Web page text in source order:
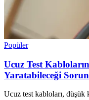
Popüler
Ucuz Test
Yaratabileceği
Ucuz test kabloları, düşük